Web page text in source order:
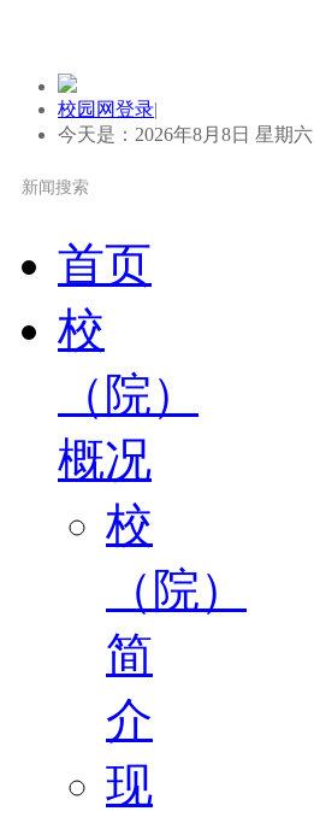
校园网登录|
今天是：2026年8月8日 星期六
首页
校
（院）
概况
校
（院）
简
介
现